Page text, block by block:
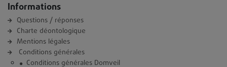
Informations
Questions / réponses
Charte déontologique
Mentions légales
Conditions générales
Conditions générales Domveil